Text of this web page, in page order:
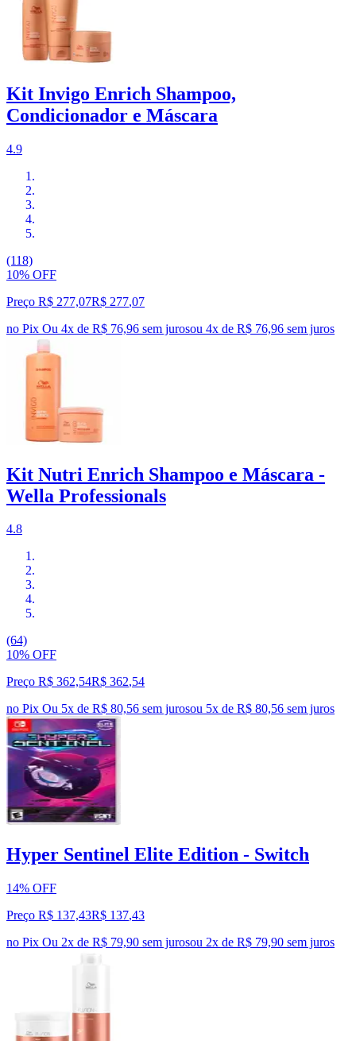
Kit Invigo Enrich Shampoo,
Condicionador e Máscara
4.9
(118)
10% OFF
Preço R$ 277,07R$ 277,07
no Pix Ou 4x de R$ 76,96 sem jurosou 4x de R$ 76,96 sem juros
Kit Nutri Enrich Shampoo e Máscara -
Wella Professionals
4.8
(64)
10% OFF
Preço R$ 362,54R$ 362,54
no Pix Ou 5x de R$ 80,56 sem jurosou 5x de R$ 80,56 sem juros
Hyper Sentinel Elite Edition - Switch
14% OFF
Preço R$ 137,43R$ 137,43
no Pix Ou 2x de R$ 79,90 sem jurosou 2x de R$ 79,90 sem juros